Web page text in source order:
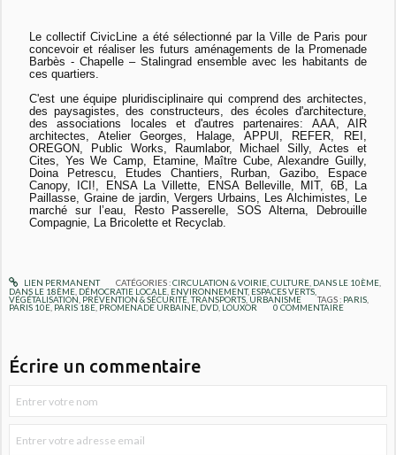
Le collectif CivicLine a été sélectionné par la Ville de Paris pour
concevoir et réaliser les futurs aménagements de la Promenade
Barbès - Chapelle – Stalingrad ensemble avec les habitants de
ces quartiers.
C'est une équipe pluridisciplinaire qui comprend des architectes,
des paysagistes, des constructeurs, des écoles d'architecture,
des associations locales et d'autres partenaires: AAA, AIR
architectes, Atelier Georges, Halage, APPUI, REFER, REI,
OREGON, Public Works, Raumlabor, Michael Silly, Actes et
Cites, Yes We Camp, Etamine, Maître Cube, Alexandre Guilly,
Doina Petrescu, Etudes Chantiers, Rurban, Gazibo, Espace
Canopy, ICI!, ENSA La Villette, ENSA Belleville, MIT, 6B, La
Paillasse, Graine de jardin, Vergers Urbains, Les Alchimistes, Le
marché sur l’eau, Resto Passerelle, SOS Alterna, Debrouille
Compagnie, La Bricolette et Recyclab.
LIEN PERMANENT CATÉGORIES :CIRCULATION & VOIRIE, CULTURE, DANS LE 10ÈME,
DANS LE 18ÈME DÉMOCRATIE LOCALE ENVIRONNEMENT, ESPACES VERTS,
VÉGÉTALISATION PRÉVENTION & SÉCURITÉ ,TRANSPORTS URBANISME TAGS : PARIS
PARIS 10E PARIS 18E PROMENADE URBAINE DVD LOUXOR 0 COMMENTAIRE
Écrire un commentaire